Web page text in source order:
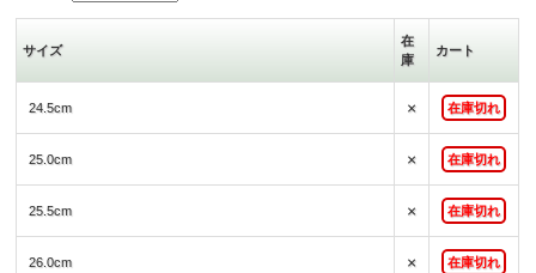
サイズ
在
庫
カート
24.5cm × 在庫切れ
25.0cm × 在庫切れ
25.5cm × 在庫切れ
26.0cm × 在庫切れ